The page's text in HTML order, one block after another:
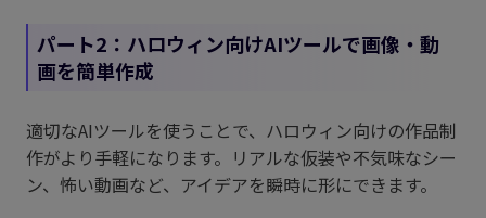
パート2：ハロウィン向けAIツールで画像・動
画を簡単作成
適切なAIツールを使うことで、ハロウィン向けの作品制
作がより手軽になります。リアルな仮装や不気味なシー
ン、怖い動画など、アイデアを瞬時に形にできます。